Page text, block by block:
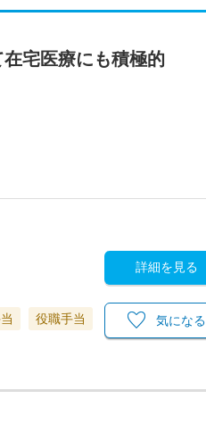
宅医療にも積極的
役職手当
詳細を見る
気になる